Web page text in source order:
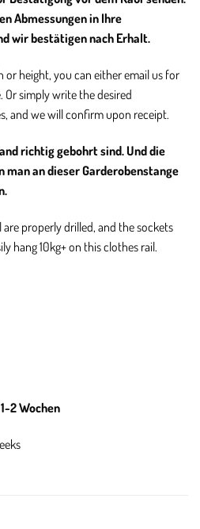
Abmessungen in Ihre
wir bestätigen nach Erhalt.
height, you can either email us for
simply write the desired
and we will confirm upon receipt.
richtig gebohrt sind. Und die
man an dieser Garderobenstange
properly drilled, and the sockets
hang 10kg+ on this clothes rail.
2 Wochen